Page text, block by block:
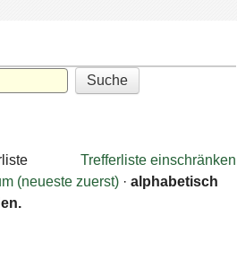
Trefferliste einschränken
(neueste zuerst) · alphabetisch